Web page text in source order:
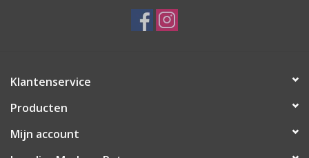
Klantenservice
Producten
Mijn account